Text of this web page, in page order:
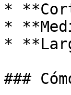
*
*
*
###